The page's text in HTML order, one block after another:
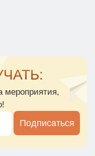
мероприятия,
Подписаться